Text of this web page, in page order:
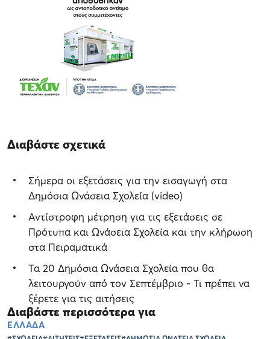
Διαβάστε σχετικά
Σήμερα οι εξετάσεις για την εισαγωγή στα
Δημόσια Ωνάσεια Σχολεία (video)
Αντίστροφη μέτρηση για τις εξετάσεις σε
Πρότυπα και Ωνάσεια Σχολεία και την κλήρωση
στα Πειραματικά
Τα 20 Δημόσια Ωνάσεια Σχολεία που θα
λειτουργούν από τον Σεπτέμβριο - Τι πρέπει να
ξέρετε για τις αιτήσεις
Διαβάστε περισσότερα για
ΕΛΛΑΔΑ